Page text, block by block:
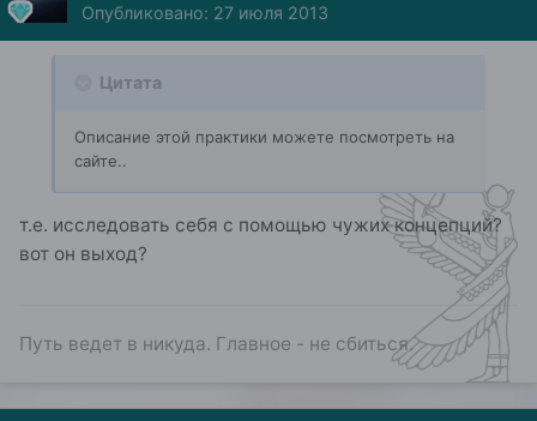
Опубликовано: 27 июля 2013
Цитата
Описание этой практики можете посмотреть на
сайте..
т.е. исследовать себя с помощью чужих концепций?
вот он выход?
Путь ведет в никуда. Главное - не сбиться.